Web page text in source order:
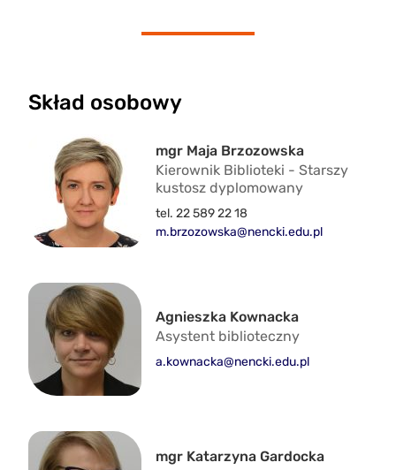
Skład osobowy
mgr Maja Brzozowska
Kierownik Biblioteki - Starszy
kustosz dyplomowany
tel. 22 589 22 18
m.brzozowska@nencki.edu.pl
Agnieszka Kownacka
Asystent biblioteczny
a.kownacka@nencki.edu.pl
mgr Katarzyna Gardocka